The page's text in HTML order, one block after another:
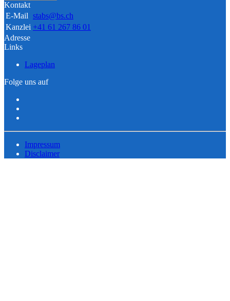
Kontakt
E-Mail stabs@bs.ch
Kanzlei +41 61 267 86 01
Adresse
Links
Lageplan
Folge uns auf
Impressum
Disclaimer